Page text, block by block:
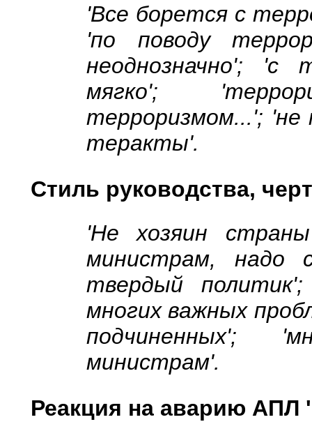
'Все борется с
'по поводу
неоднозначно'; 'с
мягко';
терроризмом...';
теракты'.
Стиль руководства,
'Не хозяин
министрам, надо
твердый
многих важных
подчиненных';
министрам'.
Реакция на аварию АПЛ